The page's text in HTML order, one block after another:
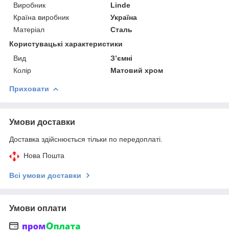
Виробник
Linde
Країна виробник
Україна
Матеріал
Сталь
Користувацькі характеристики
Вид
З’ємні
Колір
Матовий хром
Приховати
Умови доставки
Доставка здійснюється тільки по передоплаті.
Нова Пошта
Всі умови доставки
Умови оплати